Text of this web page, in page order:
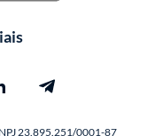
23.895.251/0001-87